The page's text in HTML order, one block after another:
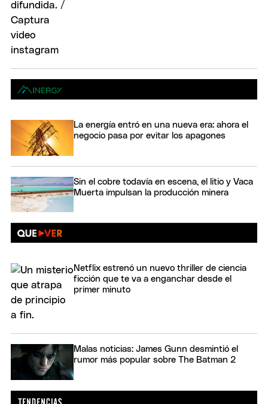
La energía entró en una nueva era: ahora el
negocio pasa por evitar los apagones
Sin el cobre todavía en escena, el litio y Vaca
Muerta impulsan la producción minera
Netflix estrenó un nuevo thriller de ciencia
ficción que te va a enganchar desde el
primer minuto
Malas noticias: James Gunn desmintió el
rumor más popular sobre The Batman 2